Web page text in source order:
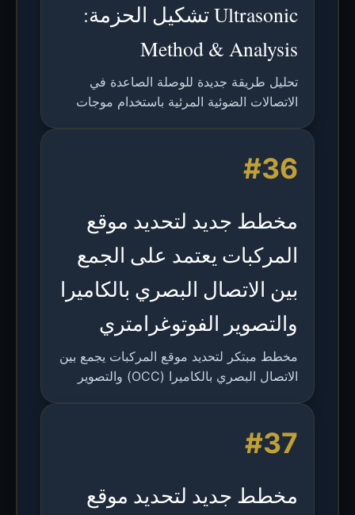
Ultrasonic تشكيل الحزمة:
Method & Analysis
تحليل طريقة جديدة للوصلة الصاعدة في
الاتصالات الضوئية المرئية باستخدام موجات
احتياجات النطاق الترددي غير المتماثل.
#36
مخطط جديد لتحديد موقع
المركبات يعتمد على الجمع
بين الاتصال البصري بالكاميرا
والتصوير الفوتوغرامتري
مخطط مبتكر لتحديد موقع المركبات يجمع بين
الاتصال البصري بالكاميرا (OCC) والتصوير
#37
مخطط جديد لتحديد موقع